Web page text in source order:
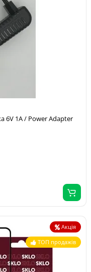
6V 1A / Power Adapter
Акція
ТОП продажів